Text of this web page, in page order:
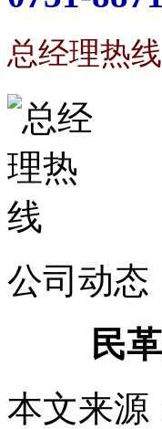
总经理热线
公司动态
民
本文来